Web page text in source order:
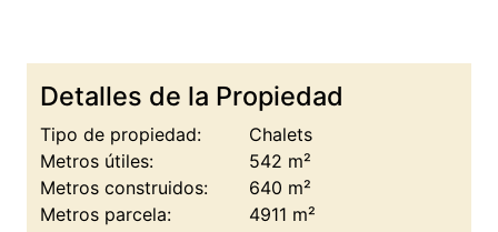
Detalles de la Propiedad
Tipo de propiedad:
Chalets
Metros útiles:
542 m²
Metros construidos:
640 m²
Metros parcela:
4911 m²